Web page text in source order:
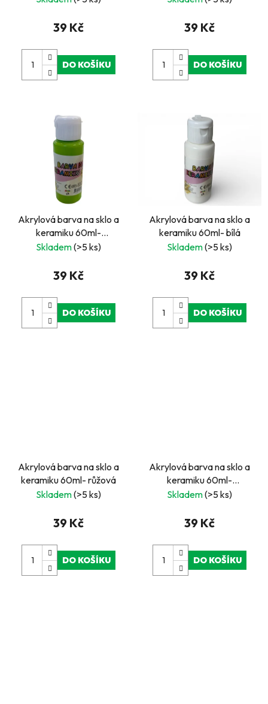
39 Kč
DO KOŠÍKU
39 Kč
DO KOŠÍKU
Akrylová barva na sklo a
keramiku 60ml-
Tyrkysově zelená
Skladem(>5 ks)
39 Kč
DO KOŠÍKU
Akrylová barva na sklo a
keramiku 60ml- bílá
Skladem(>5 ks)
39 Kč
DO KOŠÍKU
Akrylová barva na sklo a
keramiku 60ml- růžová
Skladem(>5 ks)
39 Kč
DO KOŠÍKU
Akrylová barva na sklo a
keramiku 60ml-
oranžová světlá
Skladem(>5 ks)
39 Kč
DO KOŠÍKU